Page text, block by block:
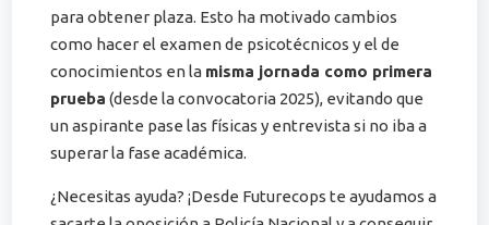
para obtener plaza. Esto ha motivado cambios
como hacer el examen de psicotécnicos y el de
conocimientos en la misma jornada como primera
prueba (desde la convocatoria 2025)​, evitando que
un aspirante pase las físicas y entrevista si no iba a
superar la fase académica.
¿Necesitas ayuda? ¡Desde Futurecops te ayudamos a